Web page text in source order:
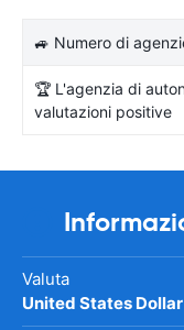
🚙 Numero di
🏆 L'agenzia di
valutazioni positive
Valuta
United States Dollar